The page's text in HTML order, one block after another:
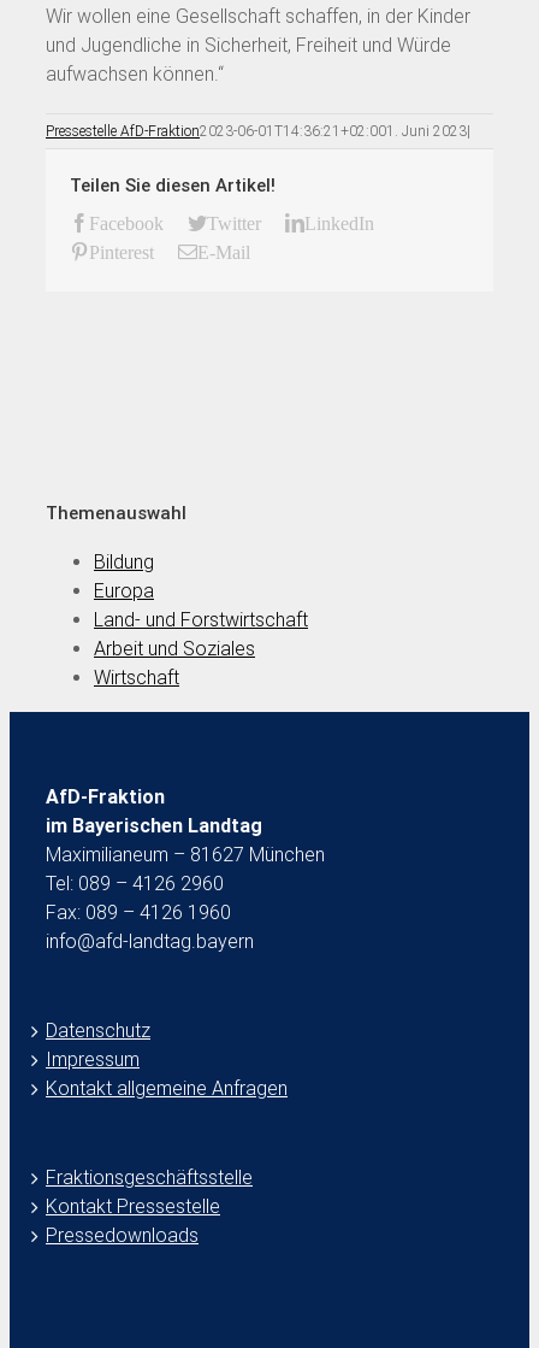
Wir wollen eine Gesellschaft schaffen, in der Kinder
und Jugendliche in Sicherheit, Freiheit und Würde
aufwachsen können.“
Pressestelle AfD-Fraktion2023-06-01T14:36:21+02:001. Juni 2023|
Teilen Sie diesen Artikel!
Facebook Twitter
LinkedIn
Pinterest
E-Mail
Themenauswahl
Bildung
Europa
Land- und Forstwirtschaft
Arbeit und Soziales
Wirtschaft
AfD-Fraktion
im Bayerischen Landtag
Maximilianeum – 81627 München
Tel: 089 – 4126 2960
Fax: 089 – 4126 1960
info@afd-landtag.bayern
Datenschutz
Impressum
Kontakt allgemeine Anfragen
Fraktionsgeschäftsstelle
Kontakt Pressestelle
Pressedownloads